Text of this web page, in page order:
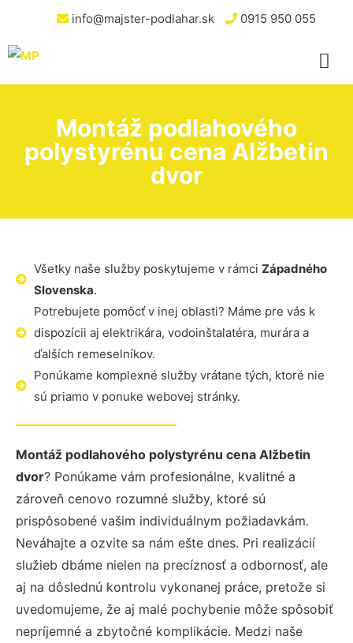
info@majster-podlahar.sk 0915 950 055
Montáž podlahového
polystyrénu cena Alžbetin
dvor
Všetky naše služby poskytujeme v rámci Západného
Slovenska.
Potrebujete pomôcť v inej oblasti? Máme pre vás k
dispozícii aj elektrikára, vodoinštalatéra, murára a
ďalších remeselníkov.
Ponúkame komplexné služby vrátane tých, ktoré nie
sú priamo v ponuke webovej stránky.
Montáž podlahového polystyrénu cena Alžbetin
dvor? Ponúkame vám profesionálne, kvalitné a
zároveň cenovo rozumné služby, ktoré sú
prispôsobené vašim individuálnym požiadavkám.
Neváhajte a ozvite sa nám ešte dnes. Pri realizácií
služieb dbáme nielen na precíznosť a odbornosť, ale
aj na dôslednú kontrolu vykonanej práce, pretože si
uvedomujeme, že aj malé pochybenie môže spôsobiť
nepríjemné a zbytočné komplikácie. Medzi naše